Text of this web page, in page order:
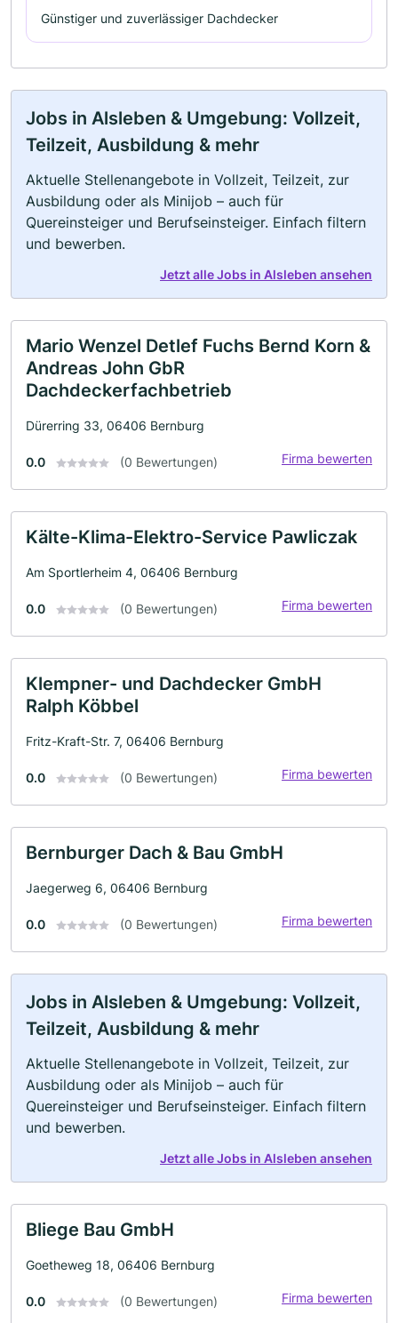
Günstiger und zuverlässiger Dachdecker
Jobs in Alsleben & Umgebung: Vollzeit,
Teilzeit, Ausbildung & mehr
Aktuelle Stellenangebote in Vollzeit, Teilzeit, zur
Ausbildung oder als Minijob – auch für
Quereinsteiger und Berufseinsteiger. Einfach filtern
und bewerben.
Jetzt alle Jobs in Alsleben ansehen
Mario Wenzel Detlef Fuchs Bernd Korn &
Andreas John GbR
Dachdeckerfachbetrieb
Dürerring 33, 06406 Bernburg
0.0 (0 Bewertungen) Firma bewerten
Kälte-Klima-Elektro-Service Pawliczak
Am Sportlerheim 4, 06406 Bernburg
0.0 (0 Bewertungen) Firma bewerten
Klempner- und Dachdecker GmbH
Ralph Köbbel
Fritz-Kraft-Str. 7, 06406 Bernburg
0.0 (0 Bewertungen) Firma bewerten
Bernburger Dach & Bau GmbH
Jaegerweg 6, 06406 Bernburg
0.0 (0 Bewertungen) Firma bewerten
Jobs in Alsleben & Umgebung: Vollzeit,
Teilzeit, Ausbildung & mehr
Aktuelle Stellenangebote in Vollzeit, Teilzeit, zur
Ausbildung oder als Minijob – auch für
Quereinsteiger und Berufseinsteiger. Einfach filtern
und bewerben.
Jetzt alle Jobs in Alsleben ansehen
Bliege Bau GmbH
Goetheweg 18, 06406 Bernburg
0.0 (0 Bewertungen) Firma bewerten